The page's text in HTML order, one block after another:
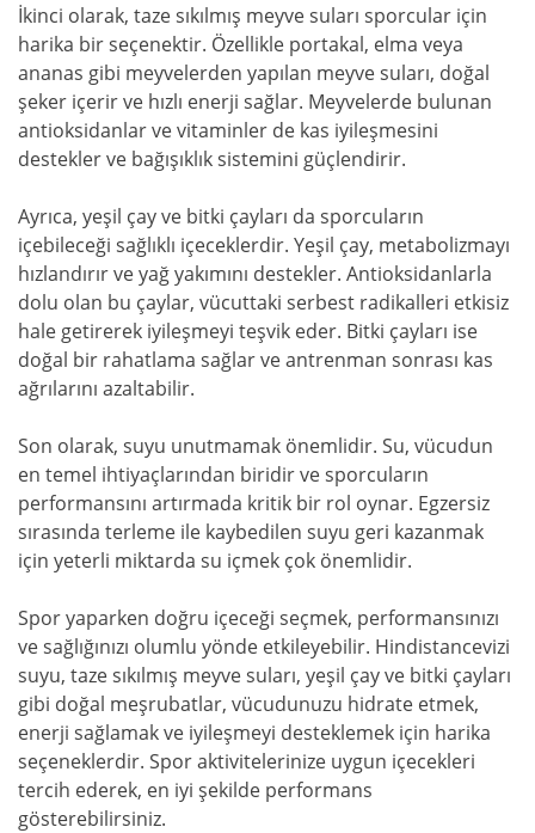
İkinci olarak, taze sıkılmış meyve suları sporcular için
harika bir seçenektir. Özellikle portakal, elma veya
ananas gibi meyvelerden yapılan meyve suları, doğal
şeker içerir ve hızlı enerji sağlar. Meyvelerde bulunan
antioksidanlar ve vitaminler de kas iyileşmesini
destekler ve bağışıklık sistemini güçlendirir.
Ayrıca, yeşil çay ve bitki çayları da sporcuların
içebileceği sağlıklı içeceklerdir. Yeşil çay, metabolizmayı
hızlandırır ve yağ yakımını destekler. Antioksidanlarla
dolu olan bu çaylar, vücuttaki serbest radikalleri etkisiz
hale getirerek iyileşmeyi teşvik eder. Bitki çayları ise
doğal bir rahatlama sağlar ve antrenman sonrası kas
ağrılarını azaltabilir.
Son olarak, suyu unutmamak önemlidir. Su, vücudun
en temel ihtiyaçlarından biridir ve sporcuların
performansını artırmada kritik bir rol oynar. Egzersiz
sırasında terleme ile kaybedilen suyu geri kazanmak
için yeterli miktarda su içmek çok önemlidir.
Spor yaparken doğru içeceği seçmek, performansınızı
ve sağlığınızı olumlu yönde etkileyebilir. Hindistancevizi
suyu, taze sıkılmış meyve suları, yeşil çay ve bitki çayları
gibi doğal meşrubatlar, vücudunuzu hidrate etmek,
enerji sağlamak ve iyileşmeyi desteklemek için harika
seçeneklerdir. Spor aktivitelerinize uygun içecekleri
tercih ederek, en iyi şekilde performans
gösterebilirsiniz.